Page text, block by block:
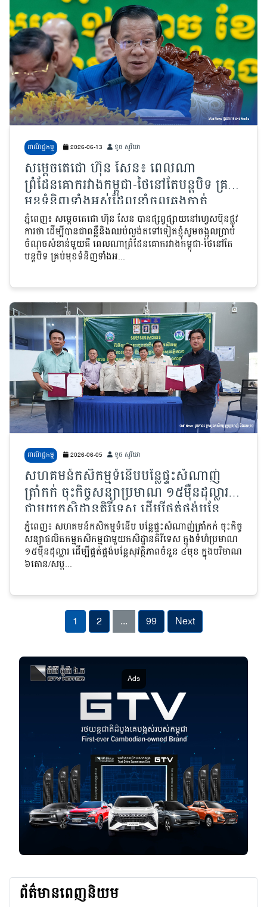
ពាណិជ្ជកម្ម 2026-06-13 ទូច សូរិយា
សម្តេចតេជោ ហ៊ុន សែន៖ ពេលណា
ព្រំដែនគោករវាងកម្ពុជា-ថៃនៅតែបន្តបិទ គ្រប់
មុខទំនិញទាំងអស់ដែលនាំចូលឆ្លងកាត់
ព្រំដែនគោក គឺទំនិញខុសច្បាប់ ជាទំនិញ
បំផ្លាញជាតិ
ភ្នំពេញ៖ សម្តេចតេជោ ហ៊ុន សែន បានផ្សព្វផ្សាយនៅហ្វេសប៊ុនផ្លូវ
ការថា ដើម្បីបានជាពន្លឺនិងឈប់ល្ងង់តទៅទៀតខ្ញុំសូមចង្អុលប្រាប់
ចំណុចសំខាន់មួយគឺ ពេលណាព្រំដែនគោករវាងកម្ពុជា-ថៃនៅតែ
បន្តបិទ គ្រប់មុខទំនិញទាំងអ...
ពាណិជ្ជកម្ម 2026-06-05 ទូច សូរិយា
សហគមន៍កសិកម្មទំនើបបន្លែផ្ទះសំណាញ់
ត្រាំកក់ ចុះកិច្ចសន្យាប្រមាណ ១៥មុឺនដុល្លារ
ជាមួយកសិដ្ឋានគិរីទេស ដើម្បីផ្គត់ផ្គង់បន្លែ
សុវត្ថិភាពចំនួន ៤មុខ
ភ្នំពេញ៖ សហគមន៍កសិកម្មទំនើប បន្លែផ្ទះសំណាញ់ត្រាំកក់ ចុះកិច្ច
សន្យាផលិតកម្មកសិកម្មជាមួយកសិដ្ឋានគិរីទេស ក្នុងទំហំប្រមាណ
១៥មុឺនដុល្លារ ដើម្បីផ្គត់ផ្គង់បន្លែសុវត្ថិភាពចំនួន ៤មុខ ក្នុងបរិមាណ
៦តោន/សប្ត...
1 2 ... 99 Next
ព័ត៌មានពេញនិយម